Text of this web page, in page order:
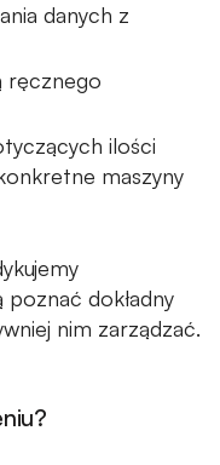
danych z
ręcznego
ilości
maszyny
dokładny
nim zarządzać.